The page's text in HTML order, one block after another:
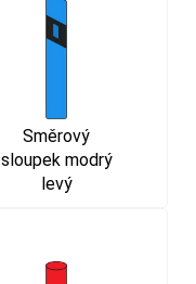
Směrový
sloupek modrý
levý